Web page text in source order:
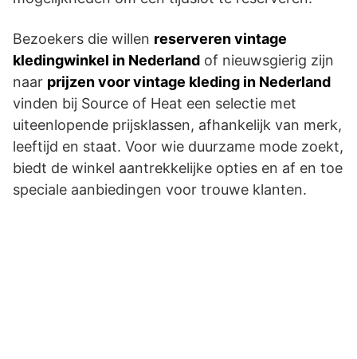
Bezoekers die willen reserveren vintage
kledingwinkel in Nederland of nieuwsgierig zijn
naar prijzen voor vintage kleding in Nederland
vinden bij Source of Heat een selectie met
uiteenlopende prijsklassen, afhankelijk van merk,
leeftijd en staat. Voor wie duurzame mode zoekt,
biedt de winkel aantrekkelijke opties en af en toe
speciale aanbiedingen voor trouwe klanten.